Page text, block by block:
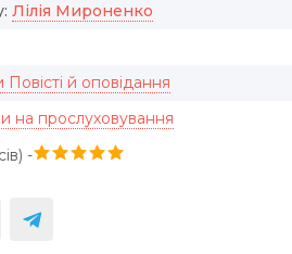
Лілія Мироненко
Повісті й оповідання
на прослуховування
-